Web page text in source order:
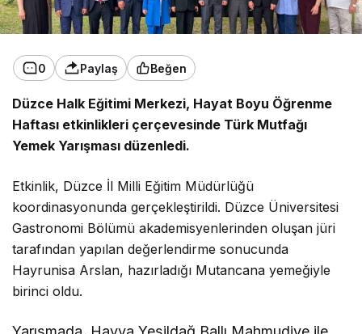
0 Paylaş Beğen
Düzce Halk Eğitimi Merkezi, Hayat Boyu Öğrenme
Haftası etkinlikleri çerçevesinde Türk Mutfağı
Yemek Yarışması düzenledi.
Etkinlik, Düzce İl Milli Eğitim Müdürlüğü
koordinasyonunda gerçekleştirildi. Düzce Üniversitesi
Gastronomi Bölümü akademisyenlerinden oluşan jüri
tarafından yapılan değerlendirme sonucunda
Hayrunisa Arslan, hazırladığı Mutancana yemeğiyle
birinci oldu.